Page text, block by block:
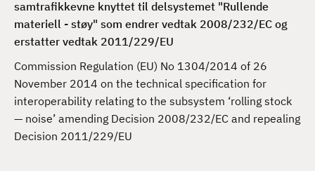
samtrafikkevne knyttet til delsystemet "Rullende
materiell - støy" som endrer vedtak 2008/232/EC og
erstatter vedtak 2011/229/EU
Commission Regulation (EU) No 1304/2014 of 26
November 2014 on the technical specification for
interoperability relating to the subsystem ‘rolling stock
— noise’ amending Decision 2008/232/EC and repealing
Decision 2011/229/EU